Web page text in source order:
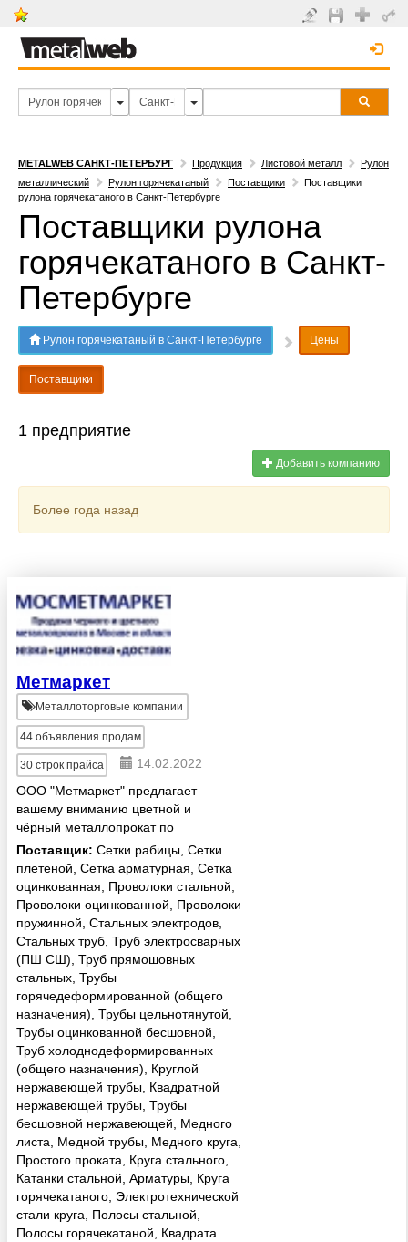
METALWEB САНКТ-ПЕТЕРБУРГ Продукция Листовой металл
Рулон
металлический
Рулон горячекатаный Поставщики
Поставщики
рулона горячекатаного в Санкт-Петербурге
Поставщики рулона
горячекатаного в Санкт-
Петербурге
Рулон горячекатаный в Санкт-Петербурге Цены
Поставщики
1 предприятие
Добавить компанию
Более года назад
Метмаркет
Металлоторговые компании
44 объявления продам
30 строк прайса
14.02.2022
ООО "Метмаркет" предлагает
вашему вниманию цветной и
чёрный металлопрокат по
оптимальным расценкам. Мы
реализуем металлопрокат
следующих видов: трубный,
сортовой, листовой. У нас вы
можете купить мета...
Поставщик: Сетки рабицы, Сетки
плетеной, Сетка арматурная, Сетка
оцинкованная, Проволоки стальной,
Проволоки оцинкованной, Проволоки
пружинной, Стальных электродов,
Стальных труб, Труб электросварных
(ПШ СШ), Труб прямошовных
стальных, Трубы
горячедеформированной (общего
назначения), Трубы цельнотянутой,
Трубы оцинкованной бесшовной,
Труб холоднодеформированных
(общего назначения), Круглой
нержавеющей трубы, Квадратной
нержавеющей трубы, Трубы
бесшовной нержавеющей, Медного
листа, Медной трубы, Медного круга,
Простого проката, Круга стального,
Катанки стальной, Арматуры, Круга
горячекатаного, Электротехнической
стали круга, Полосы стальной,
Полосы горячекатаной, Квадрата